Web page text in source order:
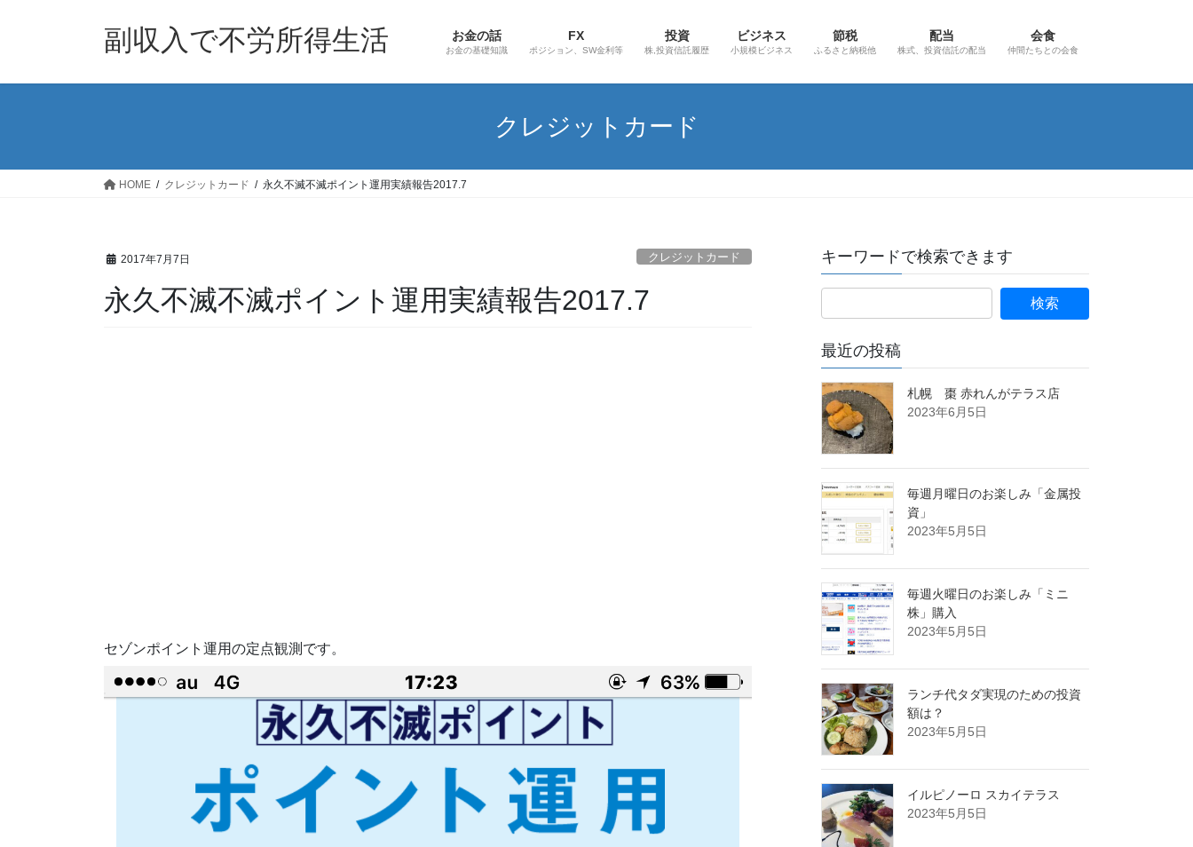
副収入で不労所得生活 お金の話
お金の基礎知識
FX
ポジション、SW金利等
投資
株,投資信託履歴
ビジネス
小規模ビジネス
節税
ふるさと納税他
配当
株式、投資信託の配当
会食
仲間たちとの会食
クレジットカード
HOME クレジットカード 永久不滅不滅ポイント運用実績報告2017.7
2017年7月7日 クレジットカード
永久不滅不滅ポイント運用実績報告2017.7
セゾンポイント運用の定点観測です。
キーワードで検索できます
最近の投稿
札幌 棗 赤れんがテラス店
2023年6月5日
毎週月曜日のお楽しみ「金属投
資」
2023年5月5日
毎週火曜日のお楽しみ「ミニ
株」購入
2023年5月5日
ランチ代タダ実現のための投資
額は？
2023年5月5日
イルピノーロ スカイテラス
2023年5月5日